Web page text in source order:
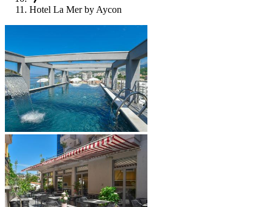
Hotel La Mer by Aycon